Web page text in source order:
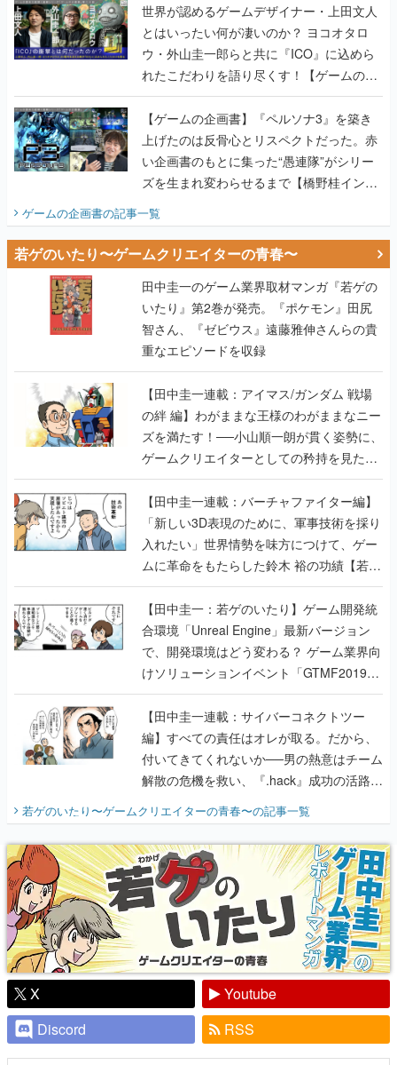
世界が認めるゲームデザイナー・上田文人
とはいったい何が凄いのか？ ヨコオタロ
ウ・外山圭一郎らと共に『ICO』に込めら
れたこだわりを語り尽くす！【ゲームの企
画書】
【ゲームの企画書】『ペルソナ3』を築き
上げたのは反骨心とリスペクトだった。赤
い企画書のもとに集った“愚連隊”がシリー
ズを生まれ変わらせるまで【橋野桂インタ
ゲームの企画書の記事一覧
若ゲのいたり〜ゲームクリエイターの青春〜
田中圭一のゲーム業界取材マンガ『若ゲの
いたり』第2巻が発売。『ポケモン』田尻
智さん、『ゼビウス』遠藤雅伸さんらの貴
重なエピソードを収録
【田中圭一連載：アイマス/ガンダム 戦場
の絆 編】わがままな王様のわがままなニー
ズを満たす！──小山順一朗が貫く姿勢に、
ゲームクリエイターとしての矜持を見た
【若ゲのいたり最終回】
【田中圭一連載：バーチャファイター編】
「新しい3D表現のために、軍事技術を採り
入れたい」世界情勢を味方につけて、ゲー
ムに革命をもたらした鈴木 裕の功績【若ゲ
のいたり】
【田中圭一：若ゲのいたり】ゲーム開発統
合環境「Unreal Engine」最新バージョン
で、開発環境はどう変わる？ ゲーム業界向
けソリューションイベント「GTMF2019」
に行って、より理解を深めよう【PR】
【田中圭一連載：サイバーコネクトツー
編】すべての責任はオレが取る。だから、
付いてきてくれないか──男の熱意はチーム
解散の危機を救い、『.hack』成功の活路を
『少年ジャンプ』色だった【若ゲのいた
り】
若ゲのいたり〜ゲームクリエイターの青春〜の記事一覧
X
Youtube
Discord
RSS